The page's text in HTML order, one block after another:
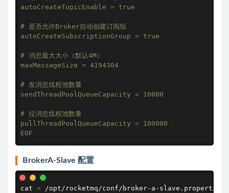
autoCreateTopicEnable = true
# 是否允许Broker自动创建订阅组
autoCreateSubscriptionGroup = true
# 消息最大大小（默认4M）
maxMessageSize = 4194304
# 发消息线程池数量
sendThreadPoolQueueCapacity = 10000
# 拉消息线程池数量
pullThreadPoolQueueCapacity = 100000
EOF
BrokerA-Slave 配置
cat > /opt/rocketmq/conf/broker-a-slave.properties